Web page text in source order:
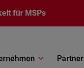
für MSPs
Partner